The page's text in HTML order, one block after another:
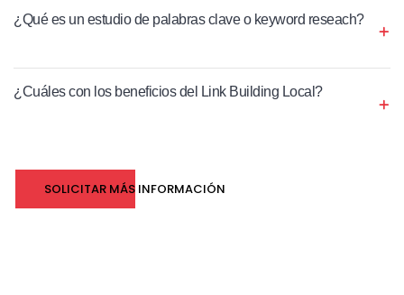
¿Qué es un estudio de palabras clave o keyword reseach?
¿Cuáles con los beneficios del Link Building Local?
SOLICITAR MÁS INFORMACIÓN